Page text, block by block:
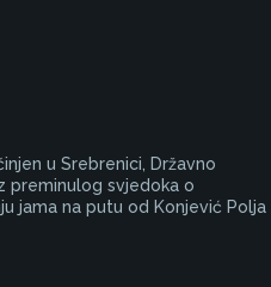
u Srebrenici, Državno
preminulog svjedoka o
jama na putu od Konjević Polja